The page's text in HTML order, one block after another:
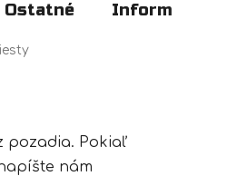
Ostatné Informácie
pozadia. Pokiaľ
nám